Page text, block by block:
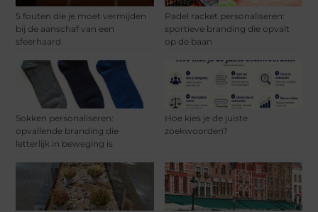
5 fouten die je moet vermijden
bij de aanschaf van een
sfeerhaard
Padel racket personaliseren:
sportieve branding die opvalt
op de baan
Sokken personaliseren:
opvallende branding die
letterlijk in beweging is
Hoe kies je de juiste
zoekwoorden?